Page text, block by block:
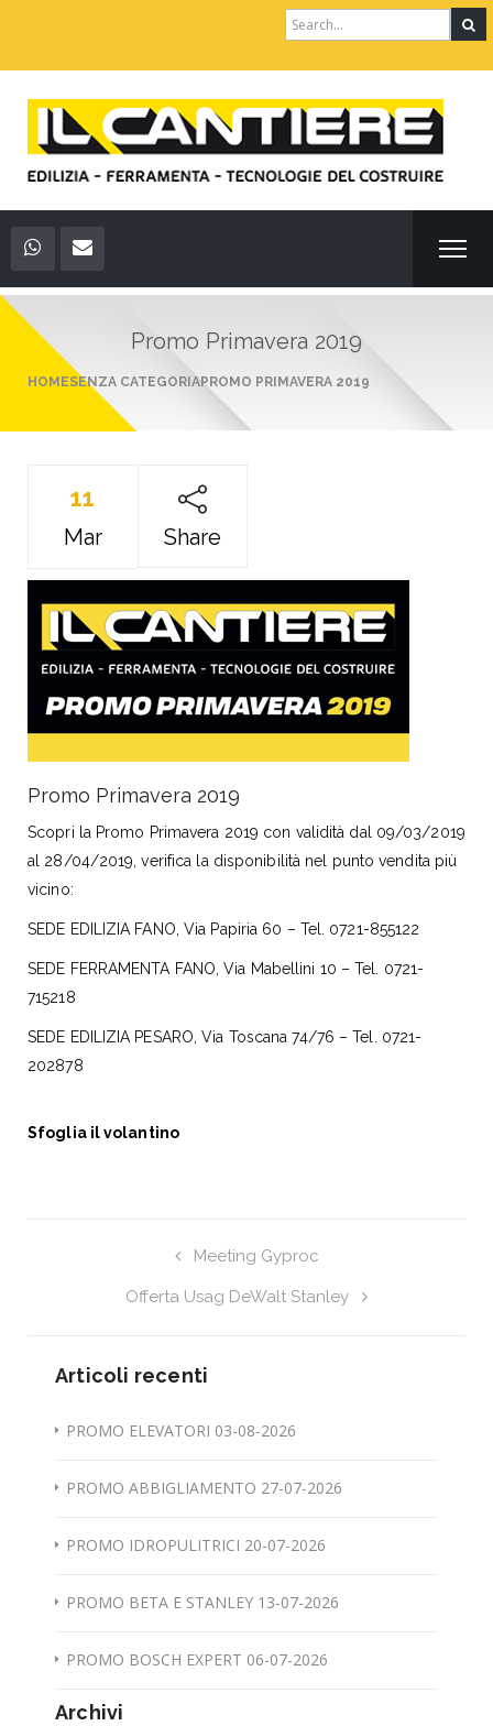
Search
for:
Promo Primavera 2019
HOMESENZA CATEGORIAPROMO PRIMAVERA 2019
11
Mar Share
Promo Primavera 2019
Scopri la Promo Primavera 2019 con validità dal 09/03/2019
al 28/04/2019, verifica la disponibilità nel punto vendita più
vicino:
SEDE EDILIZIA FANO, Via Papiria 60 – Tel. 0721-855122
SEDE FERRAMENTA FANO, Via Mabellini 10 – Tel. 0721-
715218
SEDE EDILIZIA PESARO, Via Toscana 74/76 – Tel. 0721-
202878
Sfoglia il volantino
Meeting Gyproc
Offerta Usag DeWalt Stanley
Articoli recenti
PROMO ELEVATORI 03-08-2026
PROMO ABBIGLIAMENTO 27-07-2026
PROMO IDROPULITRICI 20-07-2026
PROMO BETA E STANLEY 13-07-2026
PROMO BOSCH EXPERT 06-07-2026
Archivi